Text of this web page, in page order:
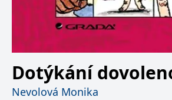
Dotýkání
Nevolová Monika